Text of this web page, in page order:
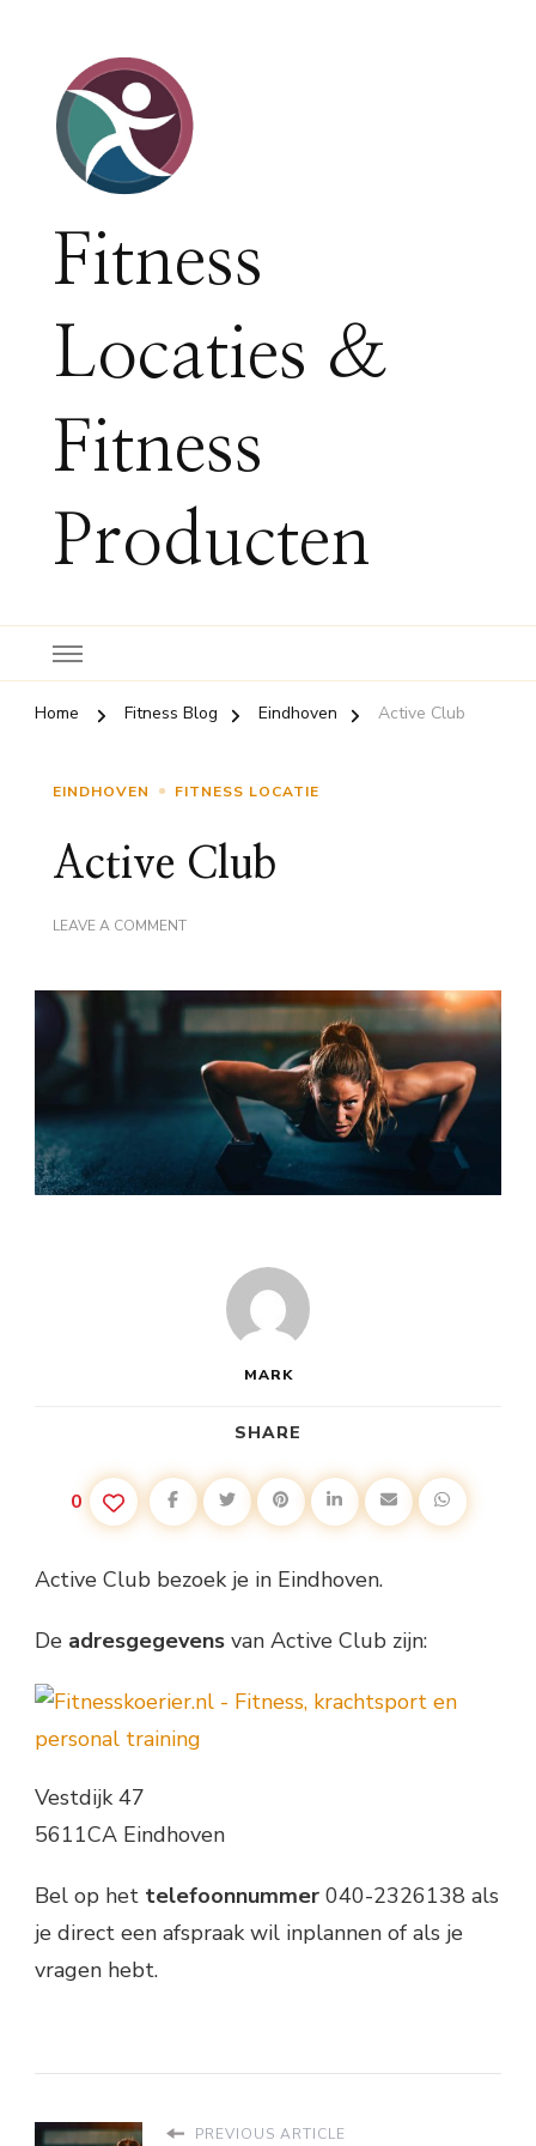
Fitness
Locaties &
Fitness
Producten
Home Fitness Blog Eindhoven Active Club
EINDHOVEN FITNESS LOCATIE
Active Club
LEAVE A COMMENTON
MARK
SHARE
0
Active Club bezoek je in Eindhoven.
De adresgegevens van Active Club zijn:
Vestdijk 47
5611CA Eindhoven
Bel op het telefoonnummer 040-2326138 als
je direct een afspraak wil inplannen of als je
vragen hebt.
PREVIOUS ARTICLE